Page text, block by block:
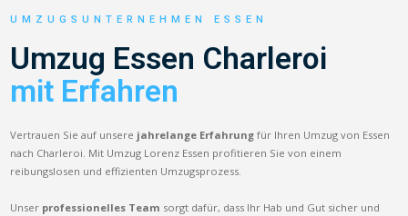
UMZUGSUNTERNEHMEN ESSEN
Umzug Essen Charleroi
mit Erfahren
Vertrauen Sie auf unsere jahrelange Erfahrung für Ihren Umzug von Essen
nach Charleroi. Mit Umzug Lorenz Essen profitieren Sie von einem
reibungslosen und effizienten Umzugsprozess.
Unser professionelles Team sorgt dafür, dass Ihr Hab und Gut sicher und